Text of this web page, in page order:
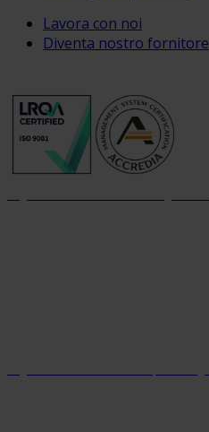
Lavora con noi
Diventa nostro fornitore